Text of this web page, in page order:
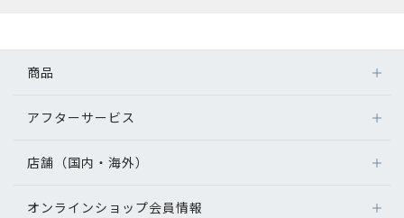
商品
アフターサービス
店舗（国内・海外）
オンラインショップ会員情報